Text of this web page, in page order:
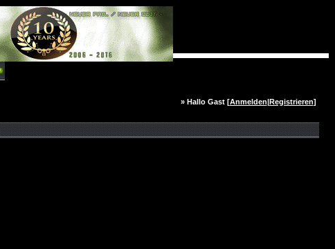
» Hallo Gast [Anmelden|Registrieren]